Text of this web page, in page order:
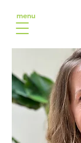
menu